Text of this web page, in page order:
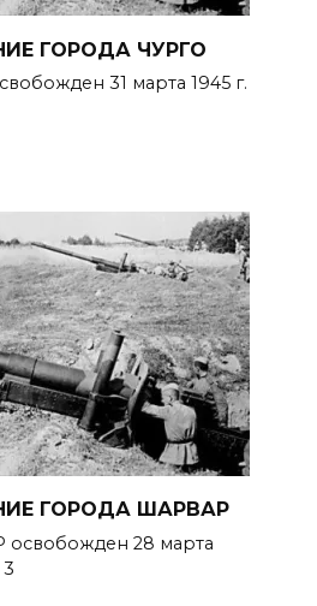
ГОРОДА ЧУРГО
31 марта 1945 г.
ГОРОДА ШАРВАР
28 марта